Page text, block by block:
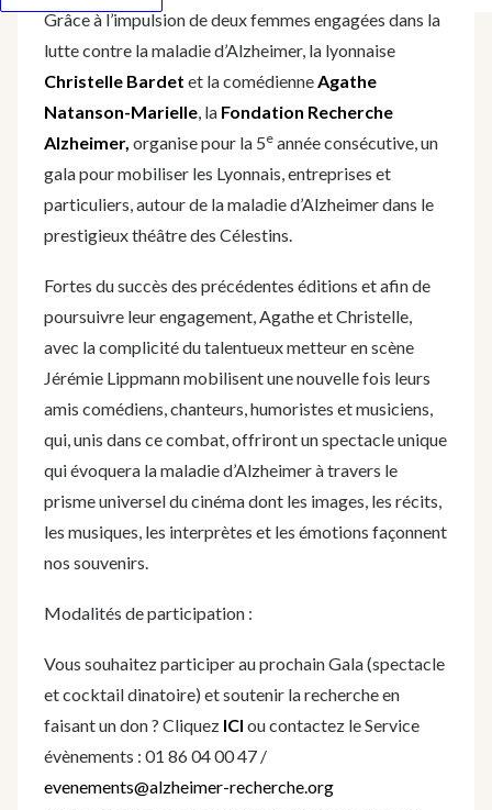
Grâce à l’impulsion de deux femmes engagées dans la
lutte contre la maladie d’Alzheimer, la lyonnaise
Christelle Bardet et la comédienneAgathe
Natanson-Marielle, la Fondation Recherche
Alzheimer, organise pour la 5e année consécutive, un
gala pour mobiliser les Lyonnais, entreprises et
particuliers, autour de la maladie d’Alzheimer dans le
prestigieux théâtre des Célestins.
Fortes du succès des précédentes éditions et afin de
poursuivre leur engagement, Agathe et Christelle,
avec la complicité du talentueux metteur en scène
Jérémie Lippmann mobilisent une nouvelle fois leurs
amis comédiens, chanteurs, humoristes et musiciens,
qui, unis dans ce combat, offriront un spectacle unique
qui évoquera la maladie d’Alzheimer à travers le
prisme universel du cinéma dont les images, les récits,
les musiques, les interprètes et les émotions façonnent
nos souvenirs.
Modalités de participation :
Vous souhaitez participer au prochain Gala (spectacle
et cocktail dinatoire) et soutenir la recherche en
faisant un don ? Cliquez ICI ou contactez le Service
évènements : 01 86 04 00 47 /
evenements@alzheimer-recherche.org